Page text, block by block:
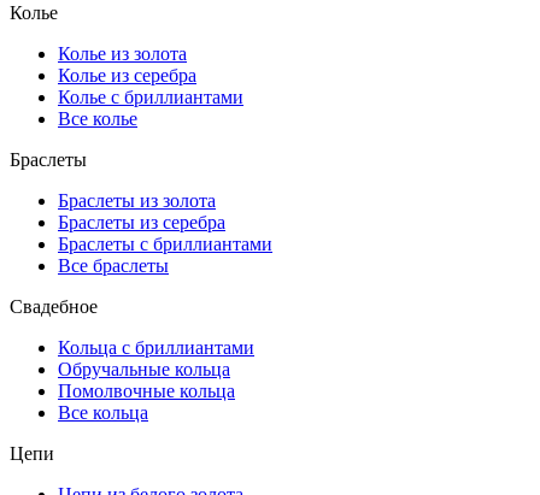
Колье
Колье из золота
Колье из серебра
Колье с бриллиантами
Все колье
Браслеты
Браслеты из золота
Браслеты из серебра
Браслеты с бриллиантами
Все браслеты
Свадебное
Кольца с бриллиантами
Обручальные кольца
Помолвочные кольца
Все кольца
Цепи